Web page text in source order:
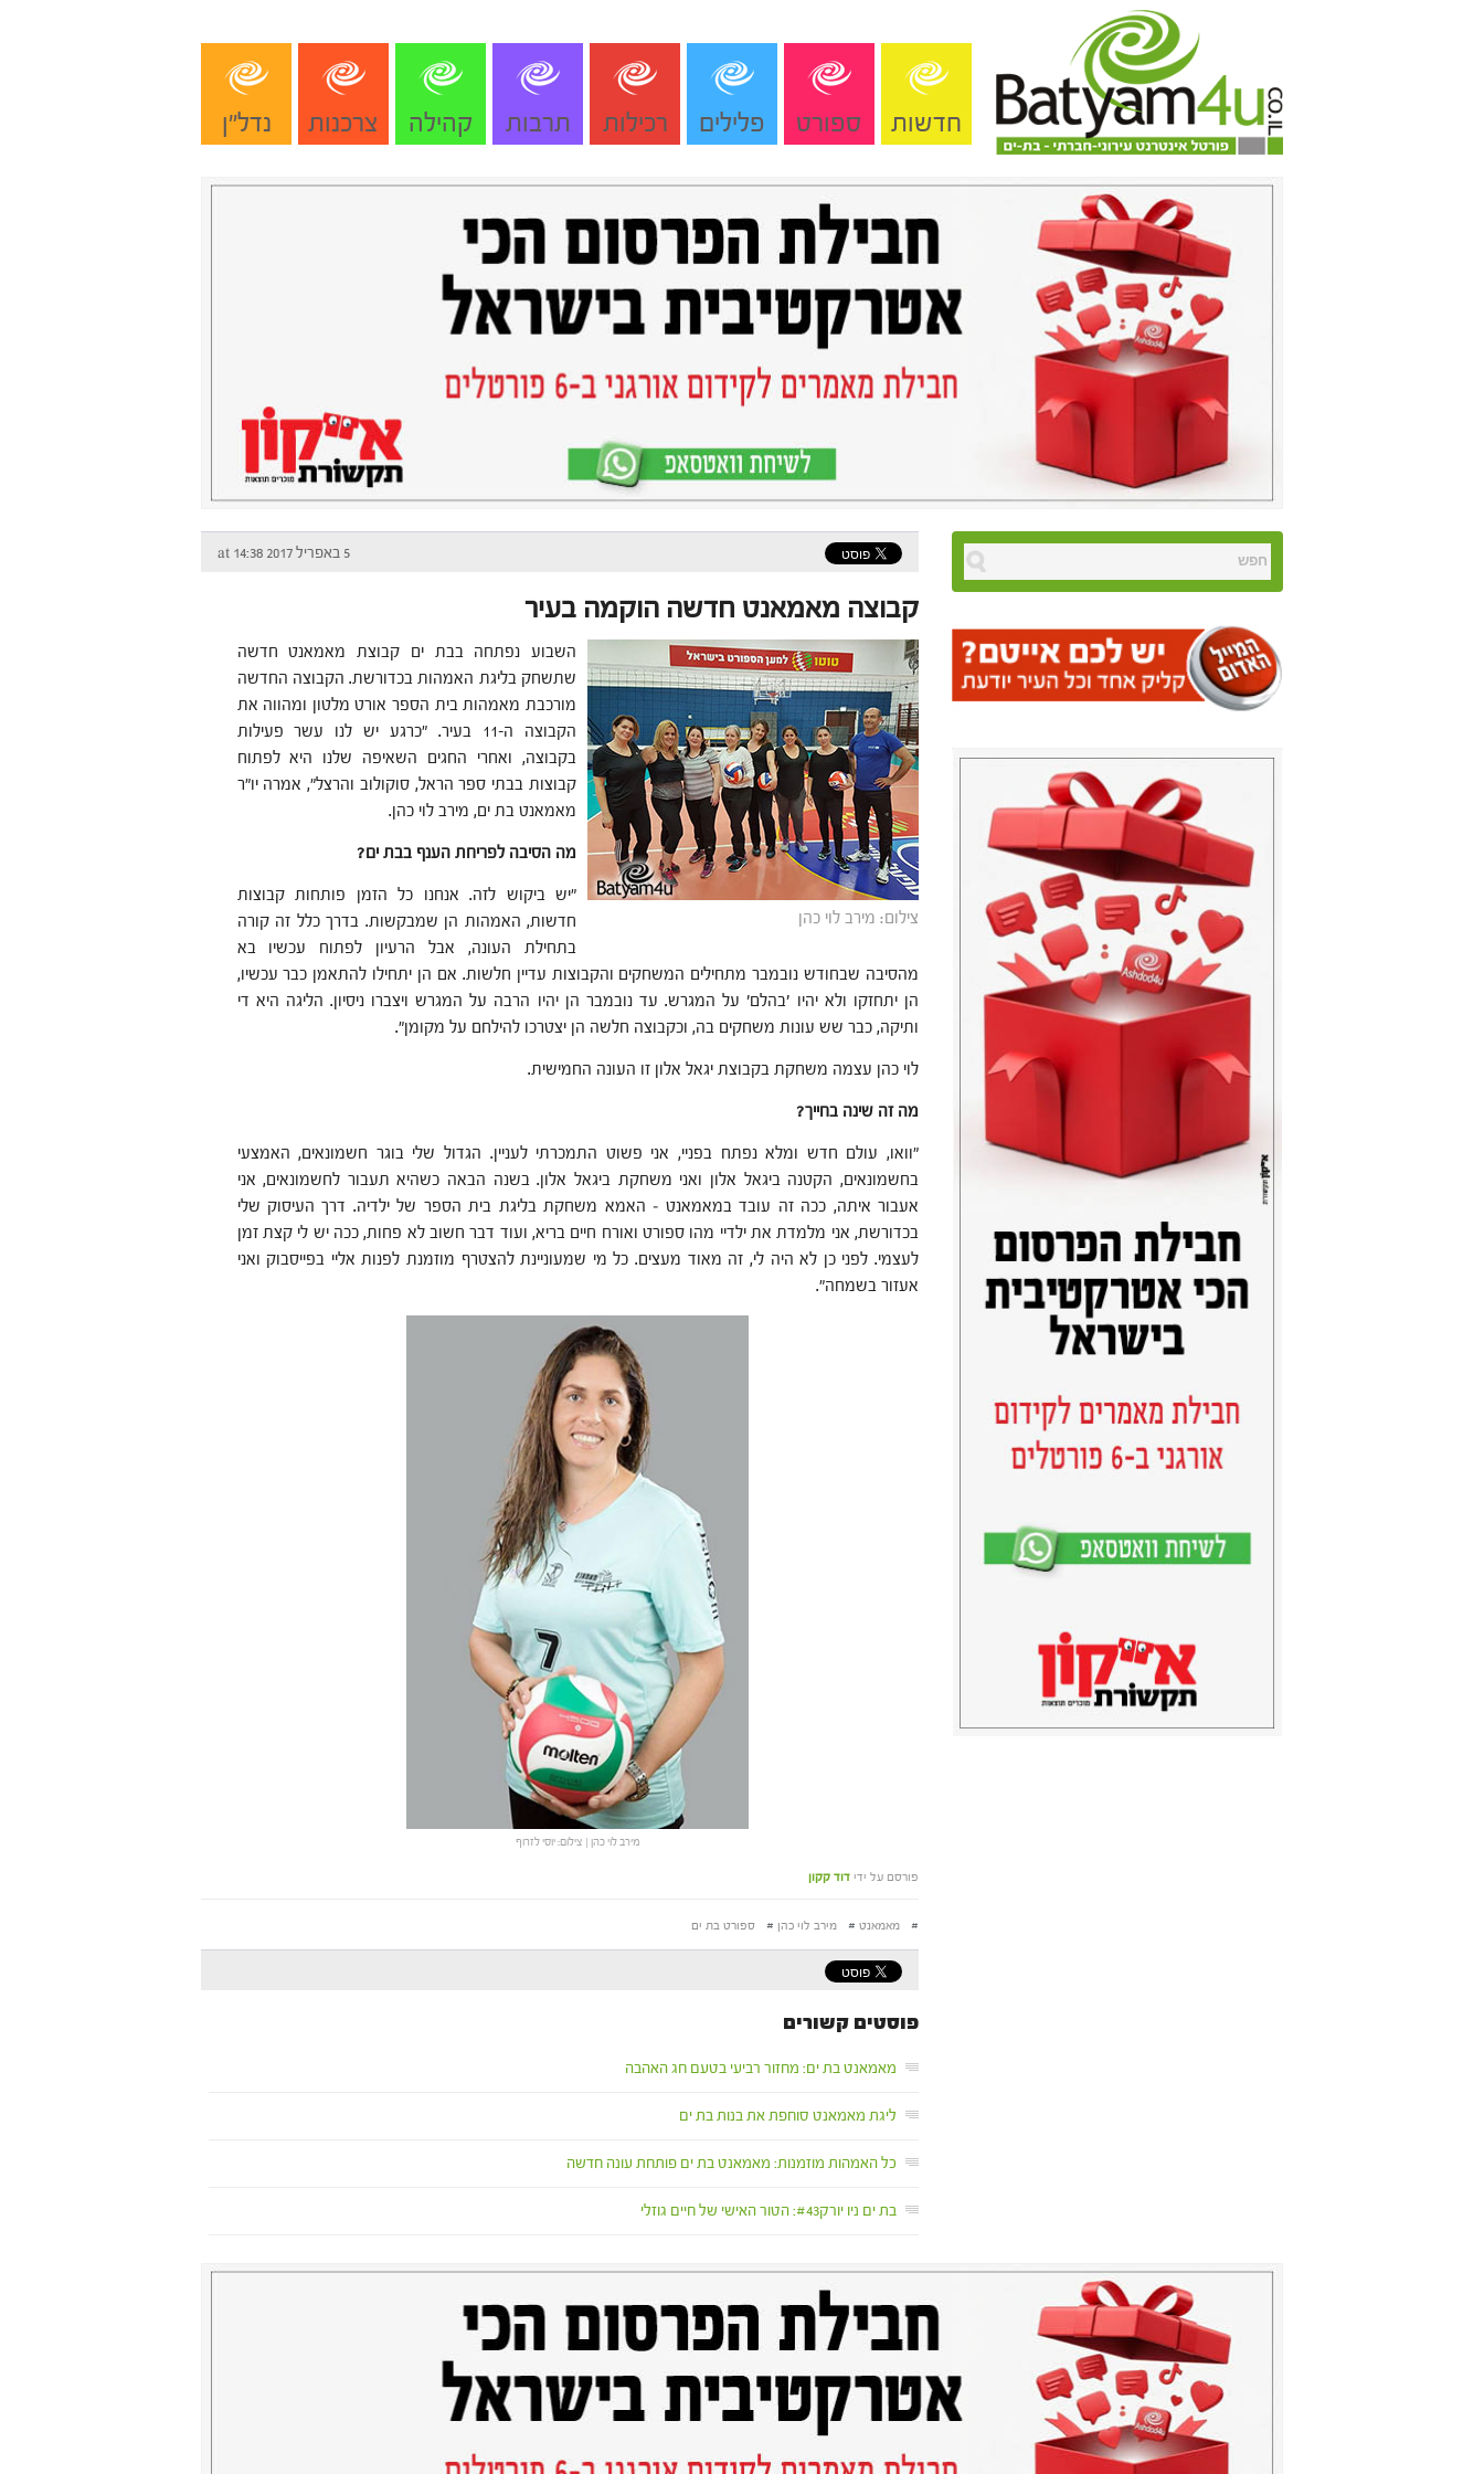
חדשות ספורט פלילים רכילות תרבות קהילה צרכנות נדל"ן
5 באפריל 2017 at 14:38
קבוצה מאמאנט חדשה הוקמה בעיר
צילום: מירב לוי כהן
השבוע נפתחה בבת ים קבוצת מאמאנט חדשה
שתשחק בליגת האמהות בכדורשת. הקבוצה החדשה
מורכבת מאמהות בית הספר אורט מלטון ומהווה את
הקבוצה ה-11 בעיר. "כרגע יש לנו עשר פעילות
בקבוצה, ואחרי החגים השאיפה שלנו היא לפתוח
קבוצות בבתי ספר הראל, סוקולוב והרצל", אמרה יו"ר
מאמאנט בת ים, מירב לוי כהן.
מה הסיבה לפריחת הענף בבת ים?
"יש ביקוש לזה. אנחנו כל הזמן פותחות קבוצות
חדשות, האמהות הן שמבקשות. בדרך כלל זה קורה
בתחילת העונה, אבל הרעיון לפתוח עכשיו בא
מהסיבה שבחודש נובמבר מתחילים המשחקים והקבוצות עדיין חלשות. אם הן יתחילו להתאמן כבר עכשיו,
הן יתחזקו ולא יהיו 'בהלם' על המגרש. עד נובמבר הן יהיו הרבה על המגרש ויצברו ניסיון. הליגה היא די
ותיקה, כבר שש עונות משחקים בה, וכקבוצה חלשה הן יצטרכו להילחם על מקומן".
לוי כהן עצמה משחקת בקבוצת יגאל אלון זו העונה החמישית.
מה זה שינה בחייך?
"וואו, עולם חדש ומלא נפתח בפניי, אני פשוט התמכרתי לעניין. הגדול שלי בוגר חשמונאים, האמצעי
בחשמונאים, הקטנה ביגאל אלון ואני משחקת ביגאל אלון. בשנה הבאה כשהיא תעבור לחשמונאים, אני
אעבור איתה, ככה זה עובד במאמאנט – האמא משחקת בליגת בית הספר של ילדיה. דרך העיסוק שלי
בכדורשת, אני מלמדת את ילדיי מהו ספורט ואורח חיים בריא, ועוד דבר חשוב לא פחות, ככה יש לי קצת זמן
לעצמי. לפני כן לא היה לי, זה מאוד מעצים. כל מי שמעוניינת להצטרף מוזמנת לפנות אליי בפייסבוק ואני
אעזור בשמחה".
מירב לוי כהן | צילום: יוסי לזרוף
פורסם על ידי דוד קקון
# מאמאנט # מירב לוי כהן # ספורט בת ים
פוסטים קשורים
מאמאנט בת ים: מחזור רביעי בטעם חג האהבה
ליגת מאמאנט סוחפת את בנות בת ים
כל האמהות מוזמנות: מאמאנט בת ים פותחת עונה חדשה
בת ים ניו יורק#43: הטור האישי של חיים גוזלי